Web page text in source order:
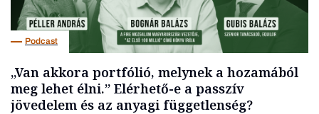
Podcast
„Van akkora portfólió, melynek a hozamából
meg lehet élni.” Elérhető-e a passzív
jövedelem és az anyagi függetlenség?